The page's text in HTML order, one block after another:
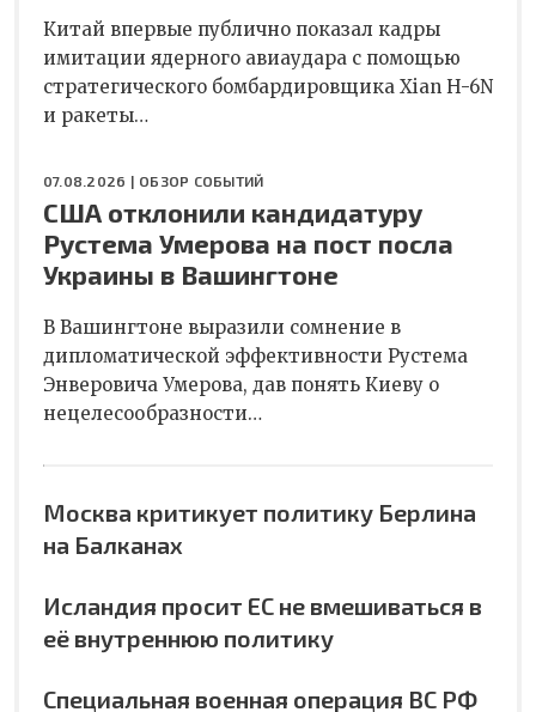
Китай впервые публично показал кадры
имитации ядерного авиаудара с помощью
стратегического бомбардировщика Xian H-6N
и ракеты…
07.08.2026 | ОБЗОР СОБЫТИЙ
США отклонили кандидатуру
Рустема Умерова на пост посла
Украины в Вашингтоне
В Вашингтоне выразили сомнение в
дипломатической эффективности Рустема
Энверовича Умерова, дав понять Киеву о
нецелесообразности…
Москва критикует политику Берлина
на Балканах
Исландия просит ЕС не вмешиваться в
её внутреннюю политику
Специальная военная операция ВС РФ